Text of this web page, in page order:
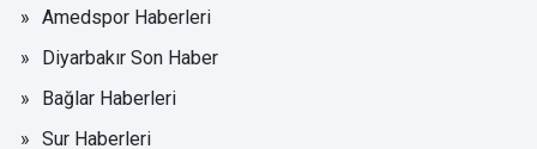
Amedspor Haberleri
Diyarbakır Son Haber
Bağlar Haberleri
Sur Haberleri